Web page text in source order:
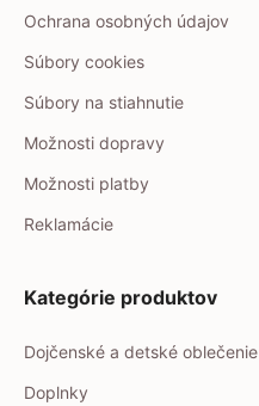
Ochrana osobných údajov
Súbory cookies
Súbory na stiahnutie
Možnosti dopravy
Možnosti platby
Reklamácie
Kategórie produktov
Dojčenské a detské oblečenie
Doplnky